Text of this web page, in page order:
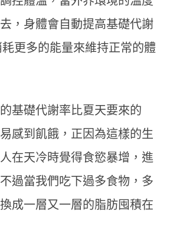
，身體會自動提高基礎代謝
更多的能量來維持正常的體
基礎代謝率比夏天要來的
感到飢餓，正因為這樣的生
在天冷時覺得食慾暴增，進
過當我們吃下過多食物，多
成一層又一層的脂肪囤積在